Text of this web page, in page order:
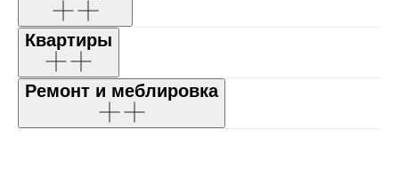
Квартиры
Ремонт и меблировка